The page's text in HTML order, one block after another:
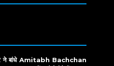
ने बांधे Amitabh Bachchan